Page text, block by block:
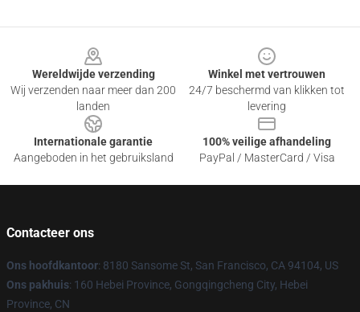
Wereldwijde verzending
Wij verzenden naar meer dan 200
landen
Winkel met vertrouwen
24/7 beschermd van klikken tot
levering
Internationale garantie
Aangeboden in het gebruiksland
100% veilige afhandeling
PayPal / MasterCard / Visa
Contacteer ons
Ons hoofdkantoor: 8180 Sansome St, San Francisco, CA 94104, US
Ons pakhuis: 160 Hebei Province, Gongqingcheng City, Hebei
Province, CN